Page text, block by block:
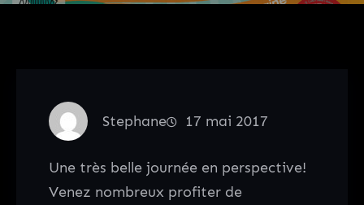
Stephane 17 mai 2017
Une très belle journée en perspective!
Venez nombreux profiter de